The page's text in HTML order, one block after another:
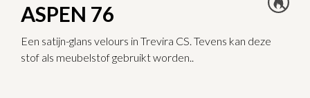
ASPEN 76
Een satijn-glans velours in Trevira CS. Tevens kan deze
stof als meubelstof gebruikt worden..